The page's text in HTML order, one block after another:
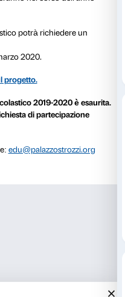
sul rapporto tra
è composto da 3
da educatori
gli studenti a Palazzo
si svolgeranno nel